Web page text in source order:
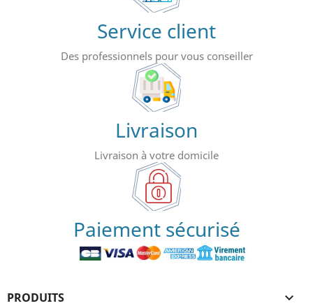
Service client
Des professionnels pour vous conseiller
Livraison
Livraison à votre domicile
Paiement sécurisé
PRODUITS 